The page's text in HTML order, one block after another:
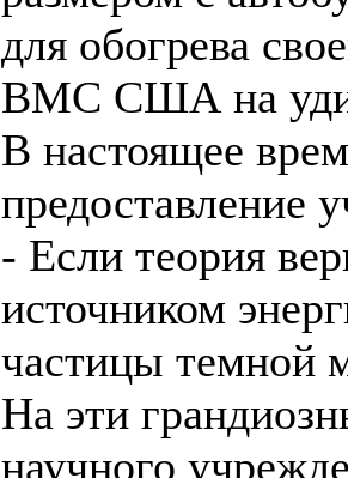
для обогрева
ВМС США на
В настоящее
предоставление
- Если теория
источником
частицы темной
На эти
научного